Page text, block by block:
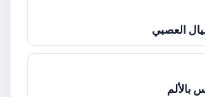
العصبي
بالألم